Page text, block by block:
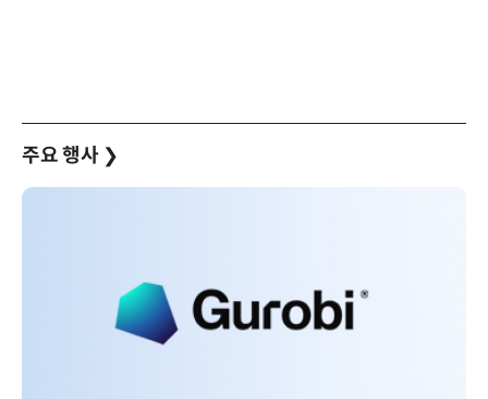
주요 행사 ❯